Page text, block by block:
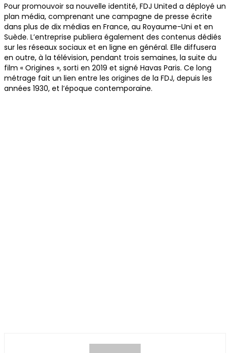
Pour promouvoir sa nouvelle identité, FDJ United a déployé un
plan média, comprenant une campagne de presse écrite
dans plus de dix médias en France, au Royaume-Uni et en
Suède. L’entreprise publiera également des contenus dédiés
sur les réseaux sociaux et en ligne en général. Elle diffusera
en outre, à la télévision, pendant trois semaines, la suite du
film « Origines », sorti en 2019 et signé Havas Paris. Ce long
métrage fait un lien entre les origines de la FDJ, depuis les
années 1930, et l’époque contemporaine.